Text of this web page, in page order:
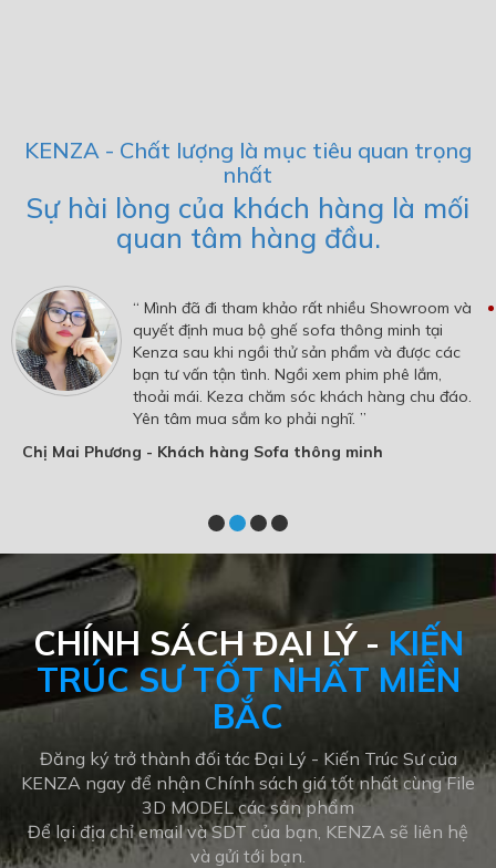
KENZA - Chất lượng là mục tiêu quan trọng
nhất
Sự hài lòng của khách hàng là mối
quan tâm hàng đầu.
“ Mình đã đi tham khảo rất nhiều Showroom và
quyết định mua bộ ghế sofa thông minh tại
Kenza sau khi ngồi thử sản phẩm và được các
bạn tư vấn tận tình. Ngồi xem phim phê lắm,
thoải mái. Keza chăm sóc khách hàng chu đáo.
Yên tâm mua sắm ko phải nghĩ. ”
Chị Mai Phương - Khách hàng Sofa thông minh
CHÍNH SÁCH ĐẠI LÝ - KIẾN
TRÚC SƯ TỐT NHẤT MIỀN
BẮC
Đăng ký trở thành đối tác Đại Lý - Kiến Trúc Sư của
KENZA ngay để nhận Chính sách giá tốt nhất cùng File
3D MODEL các sản phẩm
Để lại địa chỉ email và SDT của bạn, KENZA sẽ liên hệ
và gửi tới bạn.